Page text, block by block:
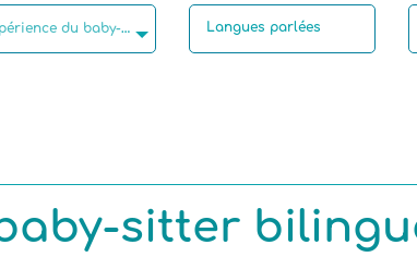
Expérience du baby-sitting
sitter